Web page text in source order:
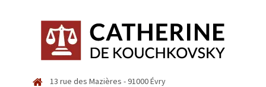
13 rue des Mazières - 91000 Évry